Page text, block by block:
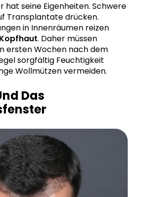
hat seine Eigenheiten. Schwere
Transplantate drücken.
in Innenräumen reizen
Kopfhaut. Daher müssen
ersten Wochen nach dem
sorgfältig Feuchtigkeit
Wollmützen vermeiden.
Das